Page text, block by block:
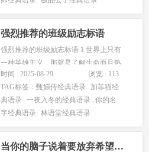
强烈推荐的班级励志标语
强烈推荐的班级励志标语 1.世界上只有
一种英雄主义，那就是了解生命而且热
爱生命的人。 说明：失去了生命，一切
加载在生命本体上的东西都会消失。珍
惜生命、敬畏生命，是人类的原始诉
求，只有在热爱生命的基础上，才能谈
时间 : 2025-08-29
浏览 : 113
TAG标签：甄嬛传经典语录
加菲猫经
典语录 一夜入冬的经典语录 你的名
字经典语录 林语堂经典语录
当你的脑子说着要放弃希望在轻语再试一次